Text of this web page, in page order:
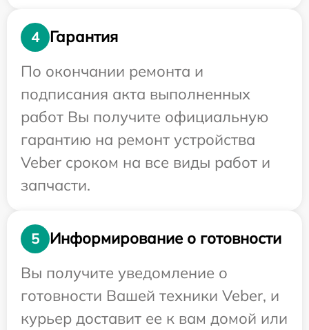
4
Гарантия
По окончании ремонта и
подписания акта выполненных
работ Вы получите официальную
гарантию на ремонт устройства
Veber сроком на все виды работ и
запчасти.
5
Информирование о готовности
Вы получите уведомление о
готовности Вашей техники Veber, и
курьер доставит ее к вам домой или